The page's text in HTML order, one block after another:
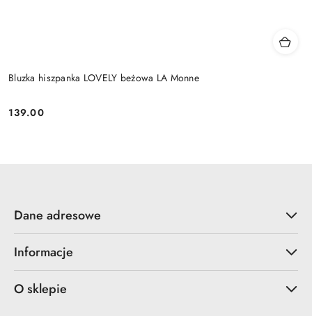
Bluzka hiszpanka LOVELY beżowa LA Monne
Cena:
139.00
Dane adresowe
Informacje
O sklepie